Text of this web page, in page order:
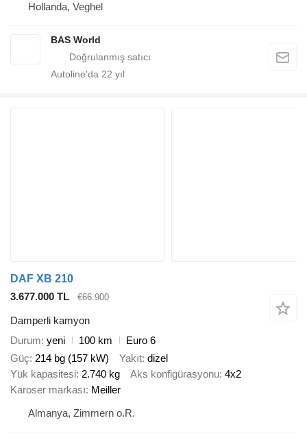
Hollanda, Veghel
BAS World
Autoline'da 22 yıl
DAF XB 210
3.677.000 TL
€66.900
Damperli kamyon
Durum yeni 100 km
Euro 6
Güç 214 bg (157 kW) Yakıt dizel
Yük kapasitesi 2.740 kg Aks konfigürasyonu 4x2
Karoser markası Meiller
Almanya, Zimmern o.R.